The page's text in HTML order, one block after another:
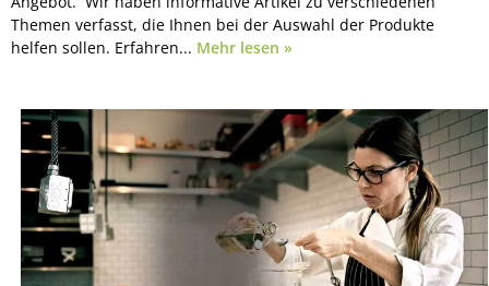
Themen verfasst, die Ihnen bei der Auswahl der Produkte
helfen sollen. Erfahren... Mehr lesen »